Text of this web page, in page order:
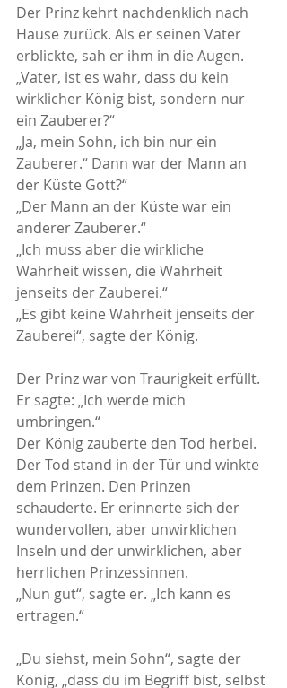
Der Prinz kehrt nachdenklich nach
Hause zurück. Als er seinen Vater
erblickte, sah er ihm in die Augen.
„Vater, ist es wahr, dass du kein
wirklicher König bist, sondern nur
ein Zauberer?“
„Ja, mein Sohn, ich bin nur ein
Zauberer.“ Dann war der Mann an
der Küste Gott?“
„Der Mann an der Küste war ein
anderer Zauberer.“
„Ich muss aber die wirkliche
Wahrheit wissen, die Wahrheit
jenseits der Zauberei.“
„Es gibt keine Wahrheit jenseits der
Zauberei“, sagte der König.
Der Prinz war von Traurigkeit erfüllt.
Er sagte: „Ich werde mich
umbringen.“
Der König zauberte den Tod herbei.
Der Tod stand in der Tür und winkte
dem Prinzen. Den Prinzen
schauderte. Er erinnerte sich der
wundervollen, aber unwirklichen
Inseln und der unwirklichen, aber
herrlichen Prinzessinnen.
„Nun gut“, sagte er. „Ich kann es
ertragen.“
„Du siehst, mein Sohn“, sagte der
König, „dass du im Begriff bist, selbst